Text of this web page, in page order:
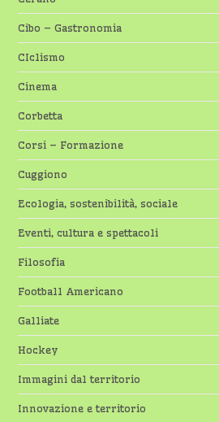
Cibo – Gastronomia
CIclismo
Cinema
Corbetta
Corsi – Formazione
Cuggiono
Ecologia, sostenibilità, sociale
Eventi, cultura e spettacoli
Filosofia
Football Americano
Galliate
Hockey
Immagini dal territorio
Innovazione e territorio